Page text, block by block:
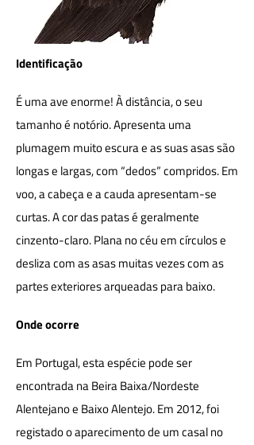
Identificação
É uma ave enorme! À distância, o seu
tamanho é notório. Apresenta uma
plumagem muito escura e as suas asas são
longas e largas, com “dedos” compridos. Em
voo, a cabeça e a cauda apresentam-se
curtas. A cor das patas é geralmente
cinzento-claro. Plana no céu em círculos e
desliza com as asas muitas vezes com as
partes exteriores arqueadas para baixo.
Onde ocorre
Em Portugal, esta espécie pode ser
encontrada na Beira Baixa/Nordeste
Alentejano e Baixo Alentejo. Em 2012, foi
registado o aparecimento de um casal no